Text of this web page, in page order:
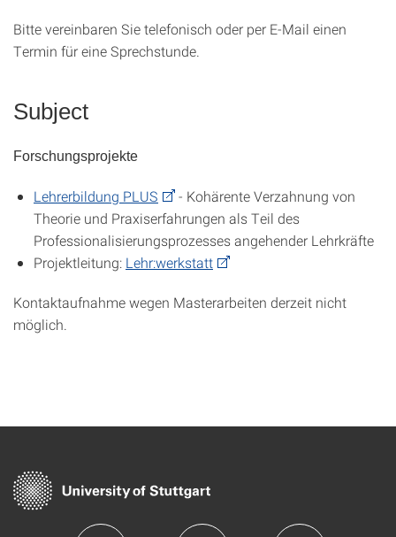
Bitte vereinbaren Sie telefonisch oder per E-Mail einen
Termin für eine Sprechstunde.
Subject
Forschungsprojekte
Lehrerbildung PLUS
- Kohärente Verzahnung von
Theorie und Praxiserfahrungen als Teil des
Professionalisierungsprozesses angehender Lehrkräfte
Projektleitung: Lehr:werkstatt
Kontaktaufnahme wegen Masterarbeiten derzeit nicht
möglich.